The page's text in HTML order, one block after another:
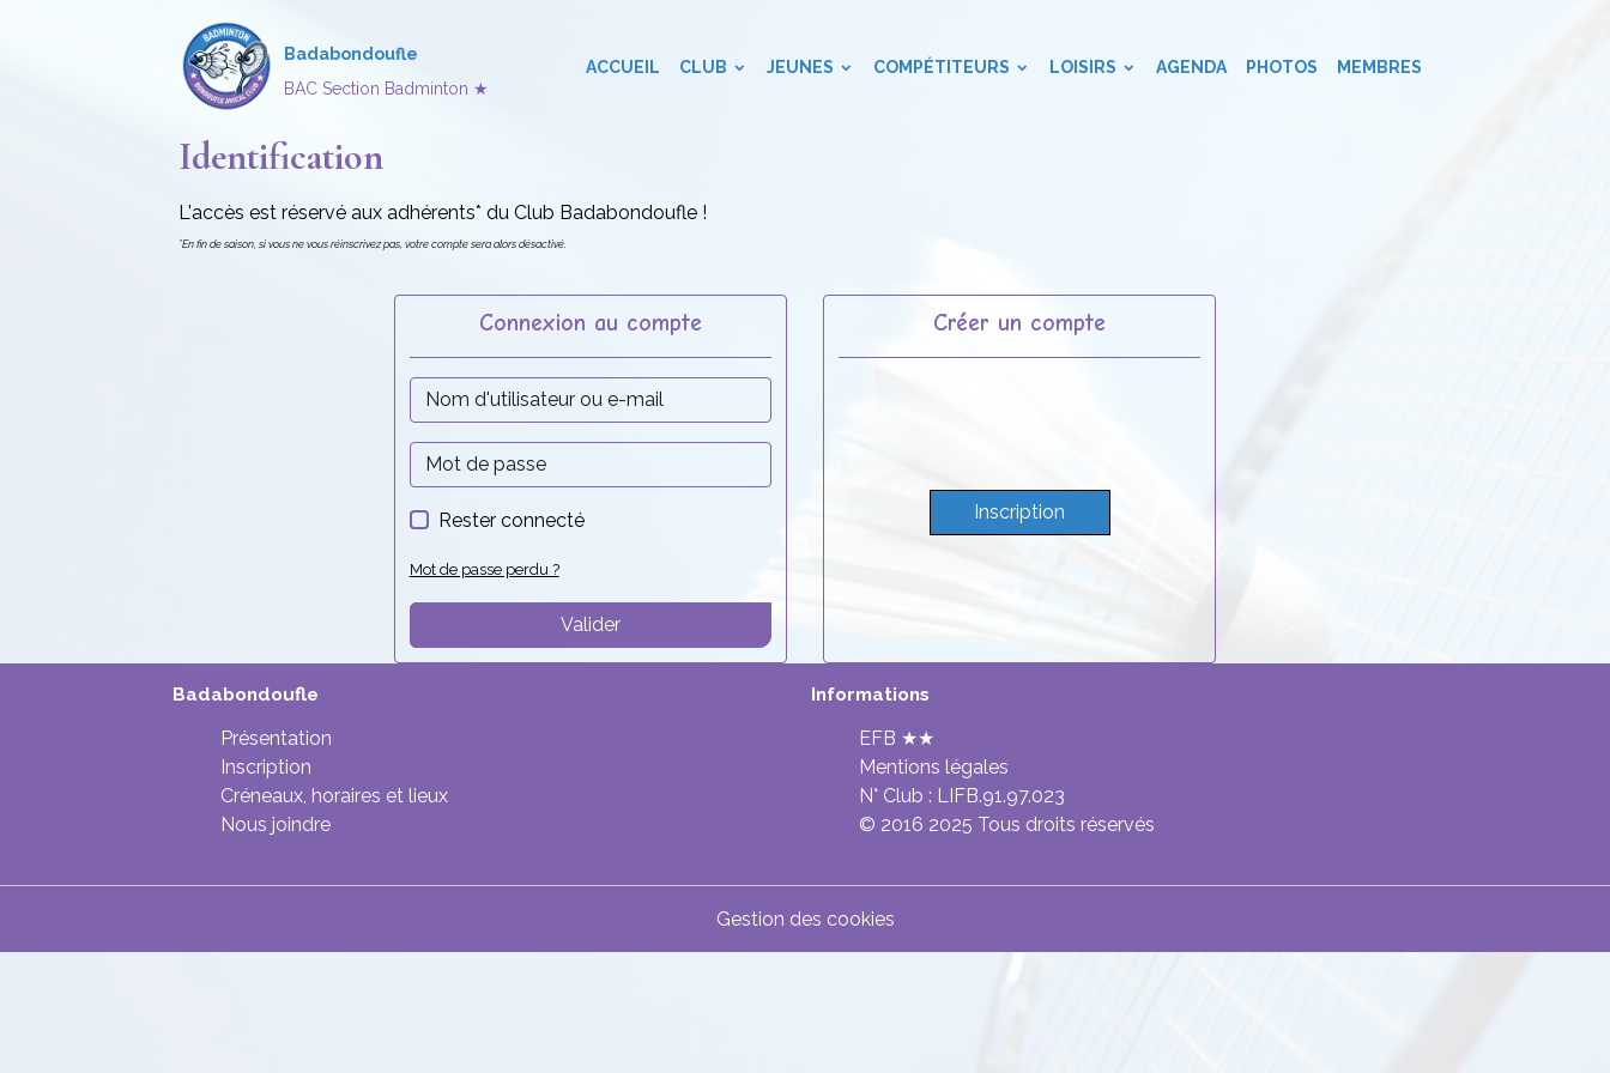
Badabondoufle
BAC Section Badminton ★
ACCUEIL CLUB JEUNES COMPÉTITEURS LOISIRS AGENDA PHOTOS MEMBRES
Identification
L'accès est réservé aux adhérents* du Club Badabondoufle !
*En fin de saison, si vous ne vous réinscrivez pas, votre compte sera alors désactivé.
Connexion au compte
Rester connecté
Mot de passe perdu ?
Valider
Créer un compte
Inscription
Badabondoufle
Présentation
Inscription
Créneaux, horaires et lieux
Nous joindre
Informations
EFB ★★
Mentions légales
N° Club : LIFB.91.97.023
© 2016 2025 Tous droits réservés
Gestion des cookies